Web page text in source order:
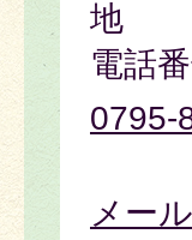
地
電話番
0795-
メー